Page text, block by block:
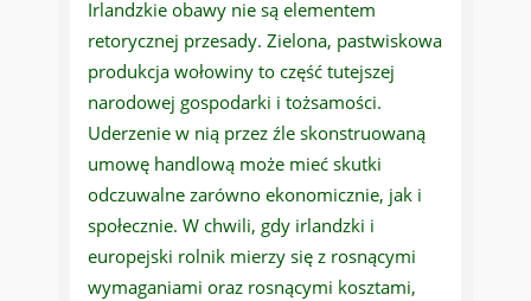
Irlandzkie obawy nie są elementem
retorycznej przesady. Zielona, pastwiskowa
produkcja wołowiny to część tutejszej
narodowej gospodarki i tożsamości.
Uderzenie w nią przez źle skonstruowaną
umowę handlową może mieć skutki
odczuwalne zarówno ekonomicznie, jak i
społecznie. W chwili, gdy irlandzki i
europejski rolnik mierzy się z rosnącymi
wymaganiami oraz rosnącymi kosztami,